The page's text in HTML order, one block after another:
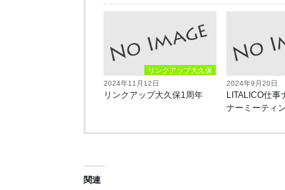
リンクアップ大久保
2024年11月12日
リンクアップ大久保1周年
2024年9月20日
LITALICO仕
ナーミーティ
関連